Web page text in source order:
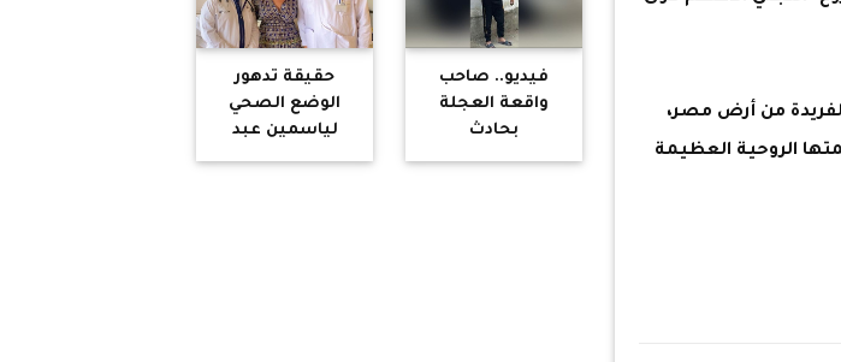
من أرض مصر،
الروحية العظيمة
فيديو.. صاحب
واقعة العجلة
بحادث
حقيقة تدهور
الوضع الصحي
لياسمين عبد